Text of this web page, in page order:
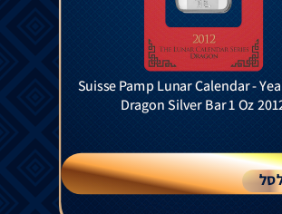
Suisse Pamp Lunar Calendar -
Dragon Silver Bar 1 Oz